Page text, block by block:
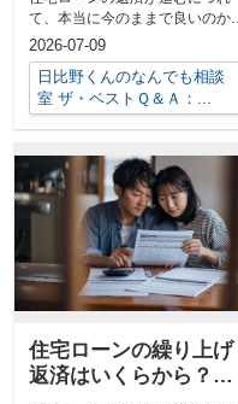
いコツ
て、本当に今のままで良いのか、
繰り上げ返済をした方が得なのか
と迷う場面は...
2026-07-09
日比野くんのなんでも相談
室 ザ・ベストＱ＆Ａ：...
住宅ローンの繰り上げ
返済はいくらから？効